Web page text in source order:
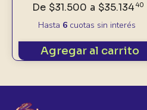
De $31.500 a $35.134 40
Hasta 6cuotas sin interés
Agregar al carrito